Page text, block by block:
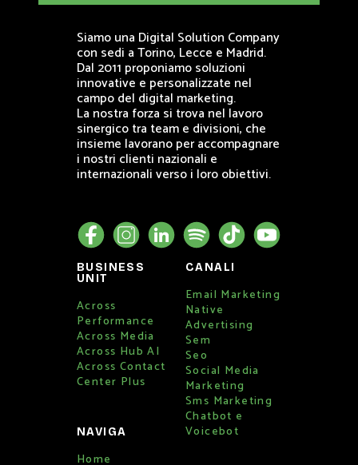
Siamo una Digital Solution Company
con sedi a Torino, Lecce e Madrid.
Dal 2011 proponiamo soluzioni
innovative e personalizzate nel
campo del digital marketing.
La nostra forza si trova nel lavoro
sinergico tra team e divisioni, che
insieme lavorano per accompagnare
i nostri clienti nazionali e
internazionali verso i loro obiettivi.
BUSINESS
UNIT
Across
Performance
Across Media
Across Hub AI
Across Contact
Center Plus
NAVIGA
Home
CANALI
Email Marketing
Native
Advertising
Sem
Seo
Social Media
Marketing
Sms Marketing
Chatbot e
Voicebot